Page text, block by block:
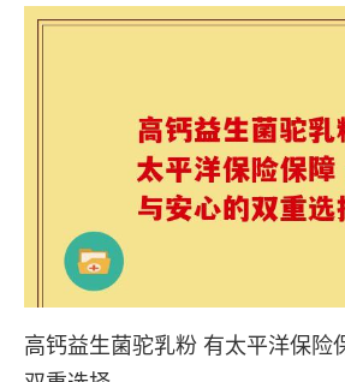
高钙益生菌驼乳粉 有太平洋保险